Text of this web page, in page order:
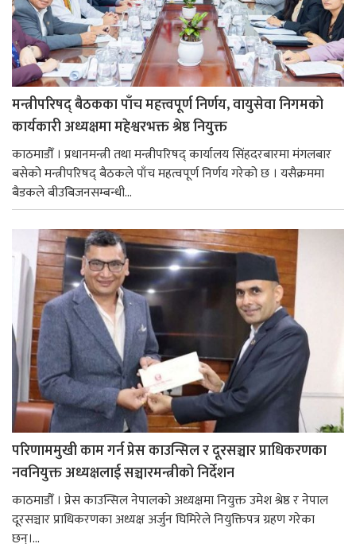
मन्त्रीपरिषद् बैठकका पाँच महत्त्वपूर्ण निर्णय, वायुसेवा निगमको
कार्यकारी अध्यक्षमा महेश्वरभक्त श्रेष्ठ नियुक्त
काठमाडौँ । प्रधानमन्त्री तथा मन्त्रीपरिषद् कार्यालय सिंहदरबारमा मंगलबार
बसेको मन्त्रीपरिषद् बैठकले पाँच महत्वपूर्ण निर्णय गरेको छ । यसैक्रममा
बैडकले बीउबिजनसम्बन्धी...
परिणाममुखी काम गर्न प्रेस काउन्सिल र दूरसञ्चार प्राधिकरणका
नवनियुक्त अध्यक्षलाई सञ्चारमन्त्रीको निर्देशन
काठमाडौँ । प्रेस काउन्सिल नेपालको अध्यक्षमा नियुक्त उमेश श्रेष्ठ र नेपाल
दूरसञ्चार प्राधिकरणका अध्यक्ष अर्जुन घिमिरेले नियुक्तिपत्र ग्रहण गरेका
छन्।...